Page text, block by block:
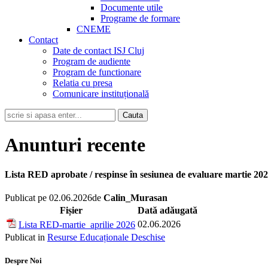
Documente utile
Programe de formare
CNEME
Contact
Date de contact ISJ Cluj
Program de audiente
Program de functionare
Relatia cu presa
Comunicare instituțională
Anunturi recente
Lista RED aprobate / respinse în sesiunea de evaluare martie
Publicat pe 02.06.2026de Calin_Murasan
Fișier
Dată adăugată
Lista RED-martie_aprilie 2026 02.06.2026
Publicat in Resurse Educaționale Deschise
Despre Noi